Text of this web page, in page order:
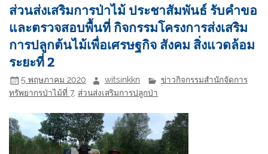
ส่วนส่งเสริมการป่าไม้ ประชาสัมพันธ์ รับคำขอ
และตรวจสอบพื้นที่ กิจกรรมโครงการส่งเสริม
การปลูกต้นไม้เพื่อเศรษฐกิจ สังคม สิ่งแวดล้อม
ระยะที่ 2
5 พฤษภาคม 2020 witsinkkn
ข่าวกิจกรรมสำนักจัดการ
ทรัพยากรป่าไม้ที่ 7, ส่วนส่งเสริมการปลูกป่า